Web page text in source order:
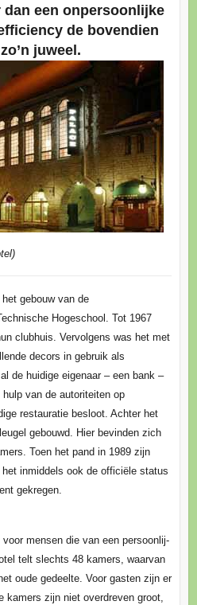
dan een onpersoonlijke
de bovendien
juweel.
gebouw van de
Hogeschool. Tot 1967
clubhuis. Vervolgens was het met
decors in gebruik als
de huidige eigenaar – een bank –
van de autoriteiten op
restauratie besloot. Achter het
gebouwd. Hier bevinden zich
Toen het pand in 1989 zijn
inmiddels ook de officiële status
gekregen.
voor mensen die van een persoonlij­
telt slechts 48 kamers, waarvan
oude gedeelte. Voor gasten zijn er
kamers zijn niet overdreven groot,